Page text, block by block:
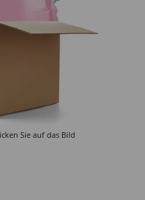
Sie auf das Bild